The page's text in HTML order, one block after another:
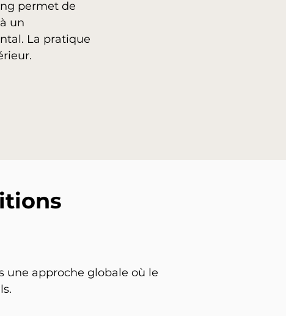
permet de
un
La pratique
une approche globale où le